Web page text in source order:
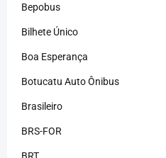
Bepobus
Bilhete Único
Boa Esperança
Botucatu Auto Ônibus
Brasileiro
BRS-FOR
BRT